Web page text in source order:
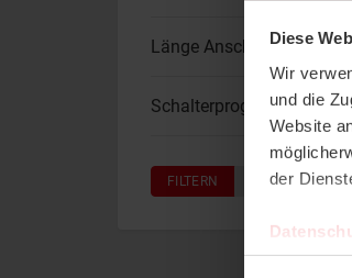
Diese
Wir
und die
Website
der
Länge Anschlussleitung
Schalterprogramme
FILTERN